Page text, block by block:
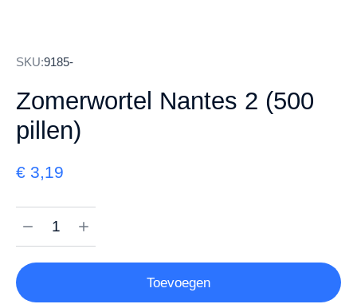
SKU:9185-
Zomerwortel Nantes 2 (500
pillen)
€ 3,19
Toevoegen